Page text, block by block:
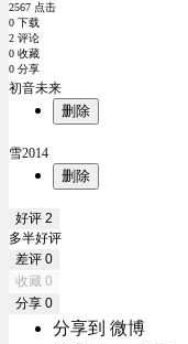
2567 点击
0 下载
2 评论
0 收藏
0 分享
初音未来
删除
雪2014
删除
好评 2
多半好评
差评 0
收藏 0
分享 0
分享到 微博